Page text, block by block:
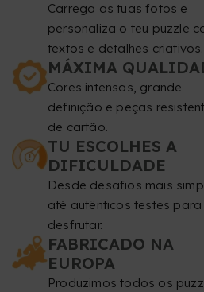
Carrega as tuas fotos e
personaliza o teu puzzle
textos e detalhes criativos.
MÁXIMA
Cores intensas, grande
definição e peças
de cartão.
TU ESCOLHES A
DIFICULDADE
Desde desafios mais
até autênticos testes para
desfrutar.
FABRICADO NA
EUROPA
Produzimos todos os